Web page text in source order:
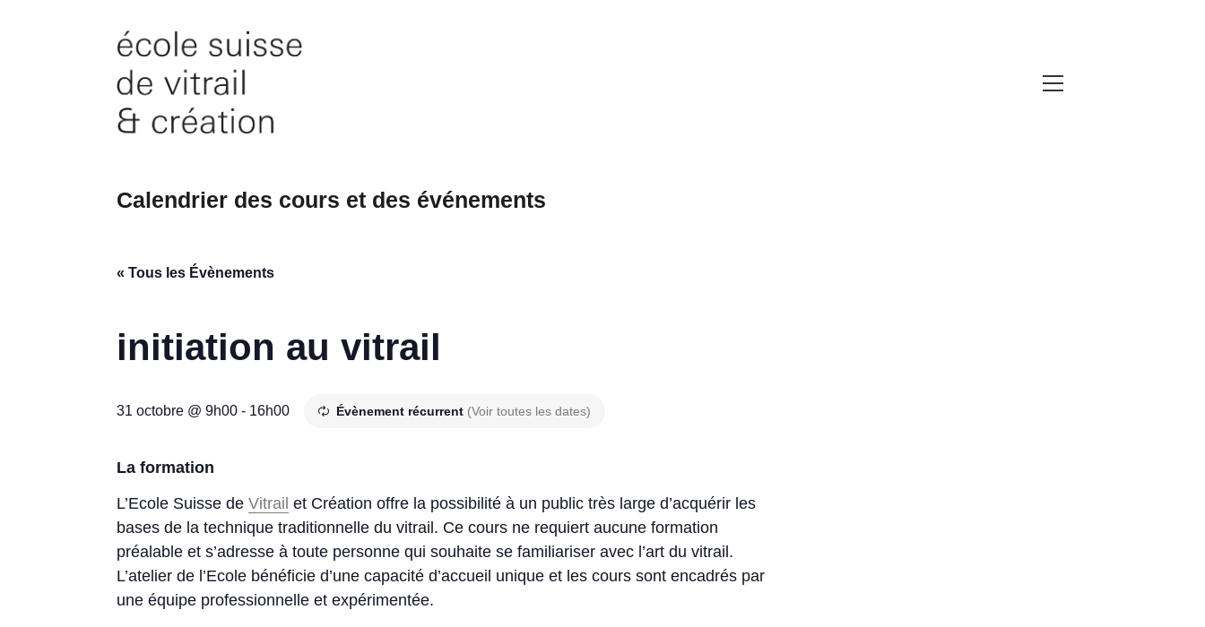
Calendrier des cours et des événements
« Tous les Évènements
initiation au vitrail
31 octobre @ 9h00 - 16h00 Évènement récurrent (Voir toutes les dates)
La formation
L’Ecole Suisse deVitrail et Création offre la possibilité à un public très large d’acquérir les
bases de la technique traditionnelle du vitrail. Ce cours ne requiert aucune formation
préalable et s’adresse à toute personne qui souhaite se familiariser avec l’art du vitrail.
L’atelier de l’Ecole bénéficie d’une capacité d’accueil unique et les cours sont encadrés par
une équipe professionnelle et expérimentée.